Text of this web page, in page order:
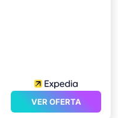
VER OFERTA